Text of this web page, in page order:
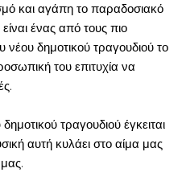
και αγάπη το παραδοσιακό
είναι ένας από τους πιο
δημοτικού τραγουδιού το
του επιτυχία να
τραγουδιού έγκειται
αυτή κυλάει στο αίμα μας